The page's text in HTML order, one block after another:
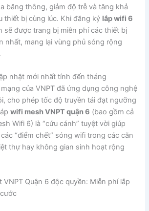
băng thông, giảm độ trễ và tăng khả
thiết bị cùng lúc. Khi đăng ký lắp wifi 6
sẽ được trang bị miễn phí các thiết bị
nhất, mang lại vùng phủ sóng rộng
nhật mới nhất tính đến tháng
của VNPT đã ứng dụng công nghệ
cho phép tốc độ truyền tải đạt ngưỡng
wifi mesh VNPT quận 6 (bao gồm cả
Wifi 6) là “cứu cánh” tuyệt vời giúp
“điểm chết” sóng wifi trong các căn
thự hay không gian sinh hoạt rộng
VNPT Quận 6 độc quyền: Miễn phí lắp